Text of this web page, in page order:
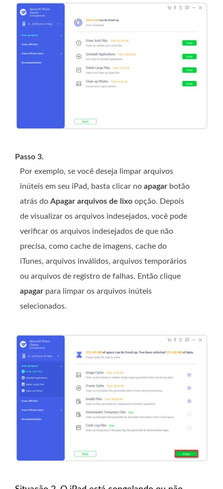
Passo 3.
Por exemplo, se você deseja limpar arquivos
inúteis em seu iPad, basta clicar no apagar botão
atrás do Apagar arquivos de lixo opção. Depois
de visualizar os arquivos indesejados, você pode
verificar os arquivos indesejados de que não
precisa, como cache de imagens, cache do
iTunes, arquivos inválidos, arquivos temporários
ou arquivos de registro de falhas. Então clique
apagar para limpar os arquivos inúteis
selecionados.